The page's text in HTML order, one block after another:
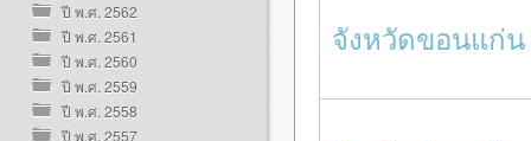
ปี พ.ศ. 2562
ปี พ.ศ. 2561
ปี พ.ศ. 2560
ปี พ.ศ. 2559
ปี พ.ศ. 2558
ปี พ.ศ. 2557
จังหวัดขอนแก่น